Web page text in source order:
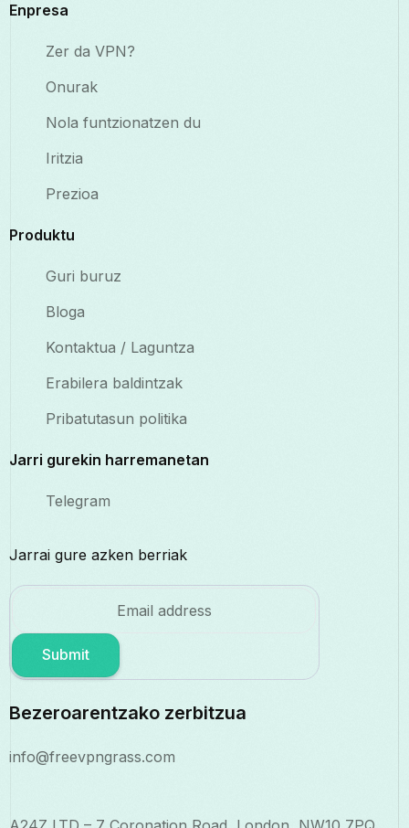
Enpresa
Zer da VPN?
Onurak
Nola funtzionatzen du
Iritzia
Prezioa
Produktu
Guri buruz
Bloga
Kontaktua / Laguntza
Erabilera baldintzak
Pribatutasun politika
Jarri gurekin harremanetan
Telegram
Jarrai gure azken berriak
Submit
Bezeroarentzako zerbitzua
info@freevpngrass.com